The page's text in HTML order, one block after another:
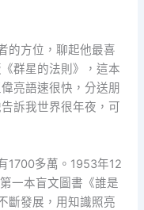
的方位，聊起他最喜
群星的法則》，這本
亮語速很快，分送朋
訴我世界很年夜，可
1700多萬。1953年12
一本盲文圖書《誰是
斷發展，用知識照亮